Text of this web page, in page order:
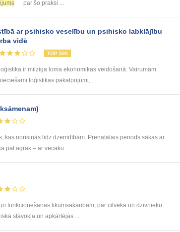
par šo praksi ...
ar psihisko veselību un psihisko labklājību
vidē
TOP 500
ir milzīga loma ekonomikas veidošanā. Vairumam
loģistikas pakalpojumi, ...
kas norisinās līdz dzemdībām. Prenatālais periods sākas ar
pat agrāk – ar vecāku ...
funkcionēšanas likumsakarībām, par cilvēka un dzīvnieku
stāvokļa un apkārtējās ...